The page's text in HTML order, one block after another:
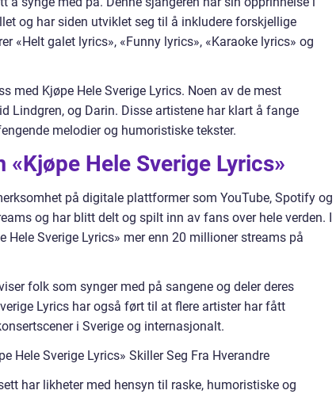
og har siden utviklet seg til å inkludere forskjellige
«Helt galet lyrics», «Funny lyrics», «Karaoke lyrics» og
med Kjøpe Hele Sverige Lyrics. Noen av de mest
Lindgren, og Darin. Disse artistene har klart å fange
melodier og humoristiske tekster.
Hele Sverige Lyrics»
på digitale plattformer som YouTube, Spotify og
og har blitt delt og spilt inn av fans over hele verden. I
Sverige Lyrics» mer enn 20 millioner streams på
folk som synger med på sangene og deler deres
Lyrics har også ført til at flere artister har fått
i Sverige og internasjonalt.
Hele Sverige Lyrics» Skiller Seg Fra Hverandre
har likheter med hensyn til raske, humoristiske og